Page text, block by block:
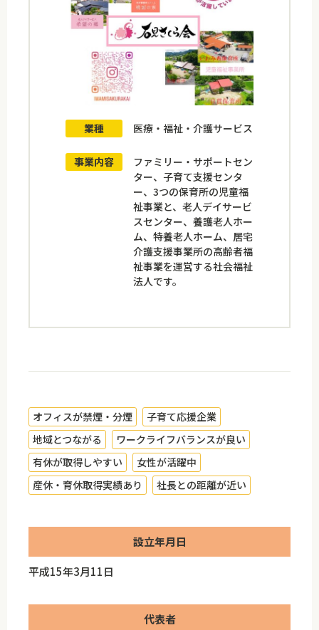
業種 医療・福祉・介護サービス
事業内容
ファミリー・サポートセン
ター、子育て支援センタ
ー、3つの保育所の児童福
祉事業と、老人デイサービ
スセンター、養護老人ホー
ム、特養老人ホーム、居宅
介護支援事業所の高齢者福
祉事業を運営する社会福祉
法人です。
オフィスが禁煙・分煙
子育て応援企業
地域とつながる
ワークライフバランスが良い
有休が取得しやすい
女性が活躍中
産休・育休取得実績あり
社長との距離が近い
設立年月日
平成15年3月11日
代表者